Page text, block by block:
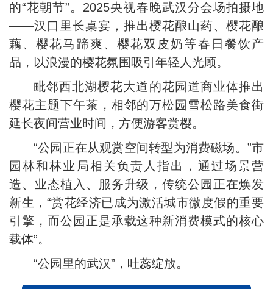
的“花朝节”。2025央视春晚武汉分会场拍摄地
——汉口里长桌宴，推出樱花酿山药、樱花酿
藕、樱花马蹄爽、樱花双皮奶等春日餐饮产
品，以浪漫的樱花氛围吸引年轻人光顾。
毗邻西北湖樱花大道的花园道商业体推出
樱花主题下午茶，相邻的万松园雪松路美食街
延长夜间营业时间，方便游客赏樱。
“公园正在从观赏空间转型为消费磁场。”市
园林和林业局相关负责人指出，通过场景营
造、业态植入、服务升级，传统公园正在焕发
新生，“赏花经济已成为激活城市微度假的重要
引擎，而公园正是承载这种新消费模式的核心
载体”。
“公园里的武汉”，吐蕊绽放。